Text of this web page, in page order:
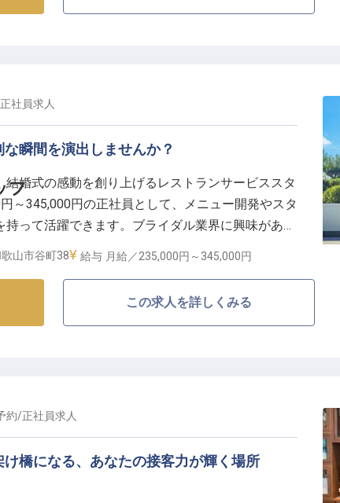
からのお客様をおもてなしする喜びを感じること
ークで成長できる職場環境】
様々な業務を経験することで、ホテル運営のプロ
均残業時間は10時間程度と、ワークライフバラン
大切にする和やかな職場で、おもてなしの心とホ
キャリアを築いていきませんか？
フ
正社員求人
瞬間を演出しませんか？
婚式の感動を創り上げるレストランサービススタ
～345,000円の正社員として、メニュー開発やスタ
って活躍できます。ブライダル業界に興味があ
なたにぴったりの職場です。新たな経験を積みな
営しましょう。
山市谷町38 給与 月給／235,000円～ 345,000円
この求人を詳しくみる
約/正社員求人
橋になる、あなたの接客力が輝く場所